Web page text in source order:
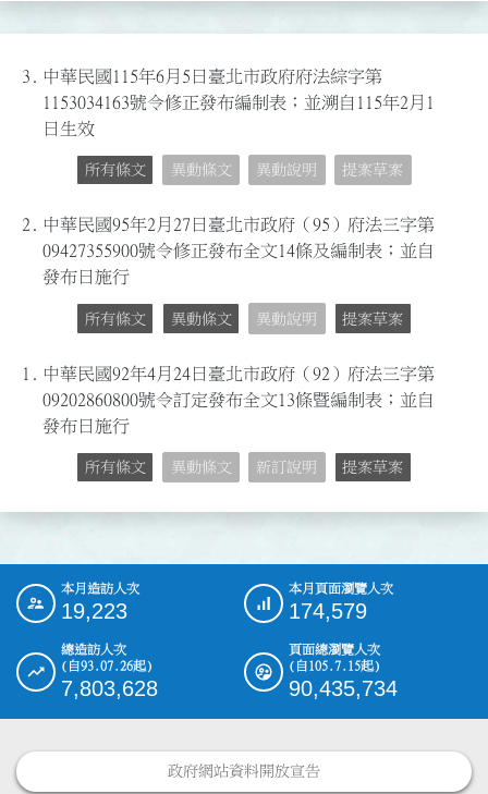
3.
中華民國115年6月5日臺北市政府府法綜字第
1153034163號令修正發布編制表；並溯自115年2月1
日生效
所有條文 異動條文 異動說明 提案草案
2. 中華民國95年2月27日臺北市政府（95）府法三字第
09427355900號令修正發布全文14條及編制表；並自
發布日施行
所有條文 異動條文 異動說明 提案草案
1.
中華民國92年4月24日臺北市政府（92）府法三字第
09202860800號令訂定發布全文13條暨編制表；並自
發布日施行
所有條文 異動條文 新訂說明 提案草案
::: 本月造訪人次
19,223
本月頁面瀏覽人次
174,579
總造訪人次
(自93.07.26起)
7,803,628
頁面總瀏覽人次
(自105.7.15起)
90,435,734
政府網站資料開放宣告